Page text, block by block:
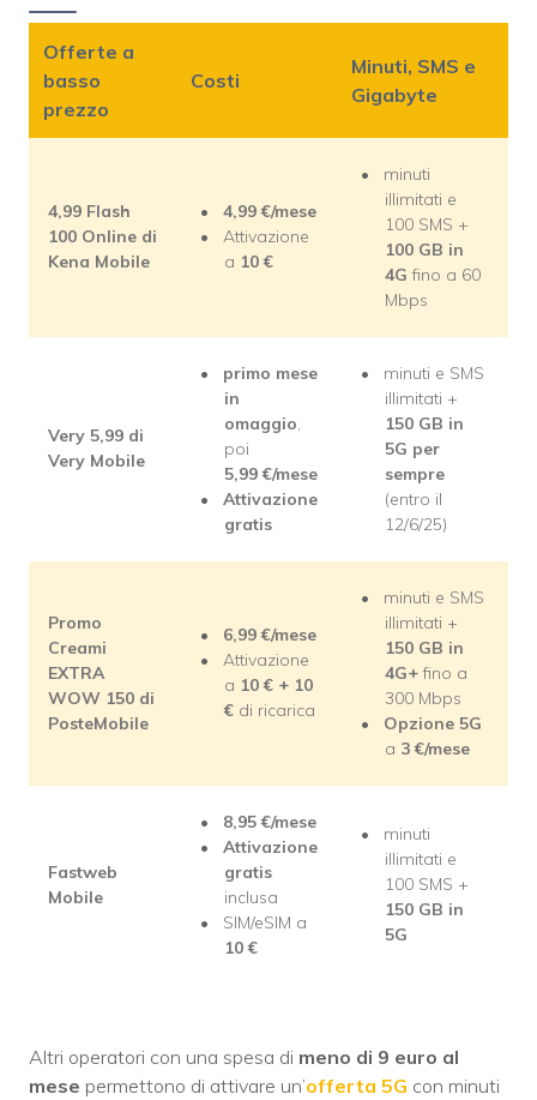
Offerte a
basso
prezzo
Costi
Minuti, SMS e
Gigabyte
4,99 Flash
100 Online di
Kena Mobile
4,99 €/mese
Attivazione
a 10 €
minuti
illimitati e
100 SMS +
100 GB in
4Gfino a 60
Mbps
Very 5,99 di
Very Mobile
primo mese
in
omaggio,
poi
5,99 €/mese
Attivazione
gratis
minuti e SMS
illimitati +
150 GB in
5G per
sempre
(entro il
12/6/25)
Promo
Creami
EXTRA
WOW 150 di
PosteMobile
6,99 €/mese
Attivazione
a 10 € + 10
€ di ricarica
minuti e SMS
illimitati +
150 GB in
4G+fino a
300 Mbps
Opzione 5G
a 3 €/mese
Fastweb
Mobile
8,95 €/mese
Attivazione
gratis
inclusa
SIM/eSIM a
10 €
minuti
illimitati e
100 SMS +
150 GB in
5G
Altri operatori con una spesa di meno di 9 euro al
mese permettono di attivare un’offerta 5G con minuti